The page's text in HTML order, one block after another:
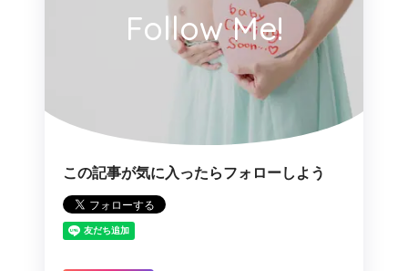
Follow Me!
この記事が気に入ったらフォローしよう